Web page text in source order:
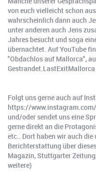
von euch vielleicht schon
wahrscheinlich dann auch
unter anderen auch Jens
Jahres besucht und soga
übernachtet. Auf YouTube
"Obdachlos auf Mallorca",
Folgt uns gerne auch auf
https://
und/oder sendet uns eine
gerne direkt an die
etc.. Dort haben wir auch
Berichterstattung über
Magazin, Stuttgarter
weitere)